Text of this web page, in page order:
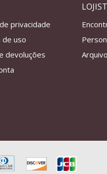
privacidade
de uso
devoluções